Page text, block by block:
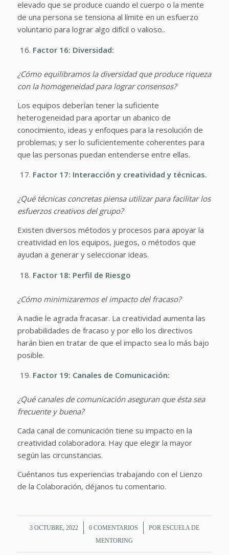
elevado que se produce cuando el cuerpo o la mente
de una persona se tensiona al límite en un esfuerzo
voluntario para lograr algo difícil o valioso..
Factor 16: Diversidad:
¿Cómo equilibramos la diversidad que produce riqueza
con la homogeneidad para lograr consensos?
Los equipos deberían tener la suficiente
heterogeneidad para aportar un abanico de
conocimiento, ideas y enfoques para la resolución de
problemas; y ser lo suficientemente coherentes para
que las personas puedan entenderse entre ellas.
Factor 17: Interacción y creatividad y técnicas.
¿Qué técnicas concretas piensa utilizar para facilitar los
esfuerzos creativos del grupo?
Existen diversos métodos y procesos para apoyar la
creatividad en los equipos, juegos, o métodos que
ayudan a generar y seleccionar ideas.
Factor 18: Perfil de Riesgo
¿Cómo minimizaremos el impacto del fracaso?
A nadie le agrada fracasar. La creatividad aumenta las
probabilidades de fracaso y por ello los directivos
harán bien en tratar de que el impacto sea lo más bajo
posible.
Factor 19: Canales de Comunicación:
¿Qué canales de comunicación aseguran que ésta sea
frecuente y buena?
Cada canal de comunicación tiene su impacto en la
creatividad colaboradora. Hay que elegir la mayor
según las circunstancias.
Cuéntanos tus experiencias trabajando con el Lienzo
de la Colaboración, déjanos tu comentario.
3 OCTUBRE, 2022
/ 0 COMENTARIOS
/ POR ESCUELA DE
MENTORING